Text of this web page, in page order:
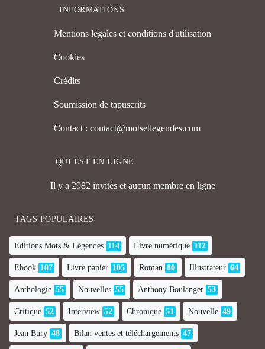
INFORMATIONS
Mentions légales et conditions d'utilisation
Cookies
Crédits
Soumission de tapuscrits
Contact : contact@motsetlegendes.com
QUI EST EN LIGNE
Il y a 2982 invités et aucun membre en ligne
TAGS POPULAIRES
Editions Mots & Légendes 114 Livre numérique 112
Ebook 107 Livre papier 105 Roman 80 Illustrateur 64
Anthologie 55 Nouvelles 55 Anthony Boulanger 53
Critique 52 Interview 52 Chronique 51 Nouvelle 49
Jean Bury 48 Bilan ventes et téléchargements 47